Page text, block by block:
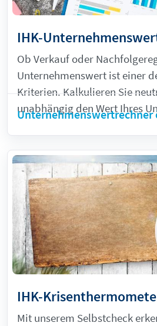
IHK-
Ob Verkauf oder
Unternehmenswert ist einer
Kriterien. Kalkulieren Sie
unabhängig den Wert Ihres
Unternehmenswertrechner
IHK-
Mit unserem Selbstcheck